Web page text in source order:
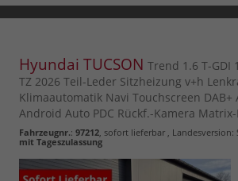
Hyundai TUCSON Trend 1.6 T-GDI
TZ 2026 Teil-Leder Sitzheizung v+h
Klimaautomatik Navi Touchscreen DAB+
Android Auto PDC Rückf.-Kamera Matrix-
Fahrzeugnr.: 97212 sofort lieferbar , Landesversion:
mit Tageszulassung